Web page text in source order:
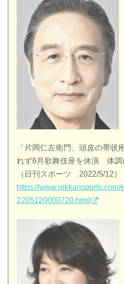
「片岡仁左衛門、頭皮の帯状
れず6月歌舞伎座を休演 体調
（日刊スポーツ 2022/5/12）
https://
2205120000720.html